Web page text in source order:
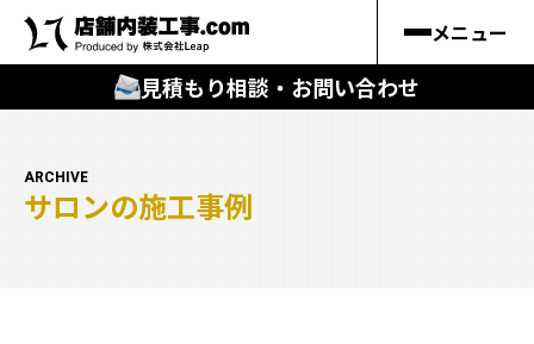
メニュー
見積もり相談・お問い合わせ
キーワードから
ARCHIVE
サロンの施工事例